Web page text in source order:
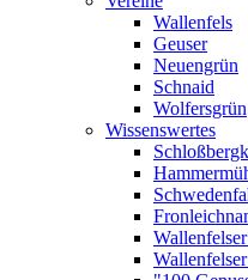
Wallenfels
Geuser
Neuengrün
Schnaid
Wolfersgrün
Wissenswertes